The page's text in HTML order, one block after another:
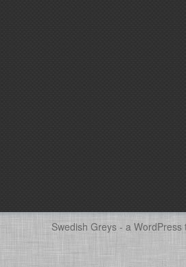
Swedish Greys - a WordPress